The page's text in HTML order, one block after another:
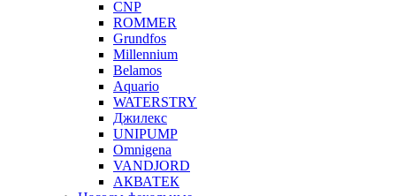
CNP
ROMMER
Grundfos
Millennium
Belamos
Aquario
WATERSTRY
Джилекс
UNIPUMP
Omnigena
VANDJORD
АКВАТЕК